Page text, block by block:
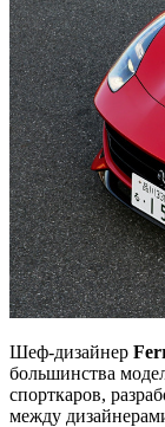
Шеф-дизайнер
большинства
спорткаров,
между